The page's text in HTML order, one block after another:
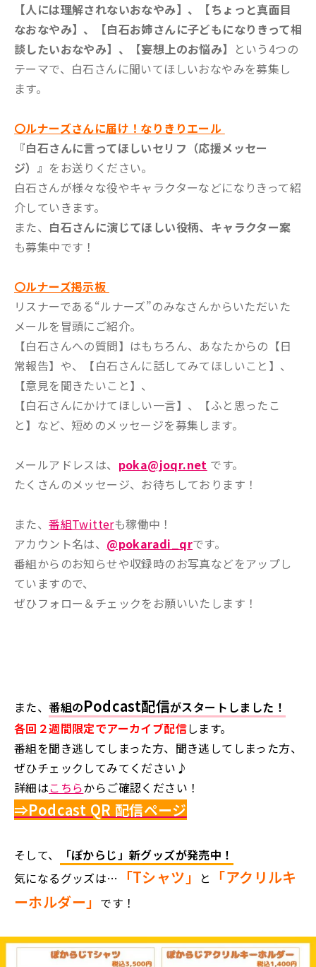
【人には理解されないおなやみ】、【ちょっと真面目
なおなやみ】、【白石お姉さんに子どもになりきって相
談したいおなやみ】、【妄想上のお悩み】 という4つの
テーマで、白石さんに聞いてほしいおなやみを募集し
ます。
〇ルナーズさんに届け！なりきりエール
『白石さんに言ってほしいセリフ（応援メッセー
ジ）』 をお送りください。
白石さんが様々な役やキャラクターなどになりきって紹
介していきます。
また、 白石さんに演じてほしい役柄、キャラクター案
も募集中です！
〇ルナーズ掲示板
リスナーである“ルナーズ”のみなさんからいただいた
メールを冒頭にご紹介。
【白石さんへの質問】はもちろん、あなたからの【日
常報告】や、【白石さんに話してみてほしいこと】、
【意見を聞きたいこと】、
【白石さんにかけてほしい一言】、【ふと思ったこ
と】など、短めのメッセージを募集します。
メールアドレスは、 poka@joqr.net です。
たくさんのメッセージ、お待ちしております！
また、番組Twitterも稼働中！
アカウント名は、 @pokaradi_qrです。
番組からのお知らせや収録時のお写真などをアップし
ていますので、
ぜひフォロー＆チェックをお願いいたします！
また、番組のPodcast配信がスタートしました！
各回２週間限定でアーカイブ配信します。
番組を聞き逃してしまった方、聞き逃してしまった方、
ぜひチェックしてみてください♪
詳細はこちらからご確認ください！
⇒Podcast QR 配信ページ
そして、
「ぽからじ」新グッズが発売中！
気になるグッズは…
「Tシャツ」 と
「アクリルキ
ーホルダー」 です！